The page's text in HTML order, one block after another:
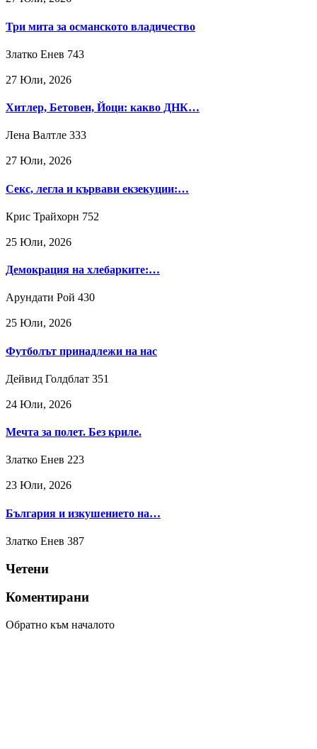
Три мита за османското владичество
Златко Енев 743
27 Юли, 2026
Хитлер, Бетовен, Йоци: какво ДНК…
Лена Валтле 333
27 Юли, 2026
Секс, легла и кървави екзекуции:…
Крис Трайхорн 752
25 Юли, 2026
Демокрация на хлебарките:…
Арундати Рой 430
25 Юли, 2026
Футболът принадлежи на нас
Дейвид Голдблат 351
24 Юли, 2026
Мечта за полет. Без криле.
Златко Енев 223
23 Юли, 2026
България и изкушението на…
Златко Енев 387
Четени
Коментирани
Обратно към началото